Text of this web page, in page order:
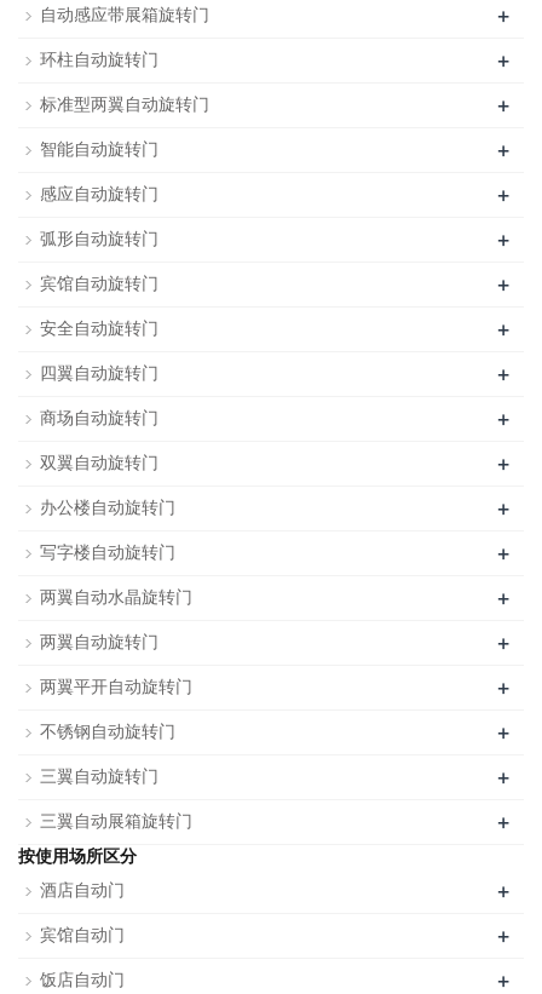
自动感应带展箱旋转门 +
环柱自动旋转门 +
标准型两翼自动旋转门 +
智能自动旋转门 +
感应自动旋转门 +
弧形自动旋转门 +
宾馆自动旋转门 +
安全自动旋转门 +
四翼自动旋转门 +
商场自动旋转门 +
双翼自动旋转门 +
办公楼自动旋转门 +
写字楼自动旋转门 +
两翼自动水晶旋转门 +
两翼自动旋转门 +
两翼平开自动旋转门 +
不锈钢自动旋转门 +
三翼自动旋转门 +
三翼自动展箱旋转门 +
按使用场所区分
酒店自动门
+
宾馆自动门 +
饭店自动门 +